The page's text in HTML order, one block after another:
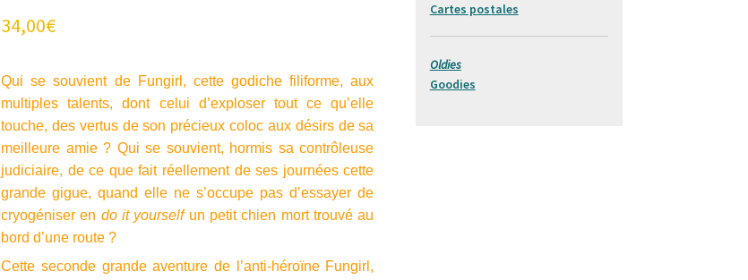
34,00€
Qui se souvient de Fungirl, cette godiche filiforme, aux
multiples talents, dont celui d’exploser tout ce qu’elle
touche, des vertus de son précieux coloc aux désirs de sa
meilleure amie ? Qui se souvient, hormis sa contrôleuse
judiciaire, de ce que fait réellement de ses journées cette
grande gigue, quand elle ne s’occupe pas d’essayer de
cryogéniser en do it yourselfun petit chien mort trouvé au
bord d’une route ?
Cette seconde grande aventure de l’anti-héroïne Fungirl,
Cartes postales
Oldies
Goodies